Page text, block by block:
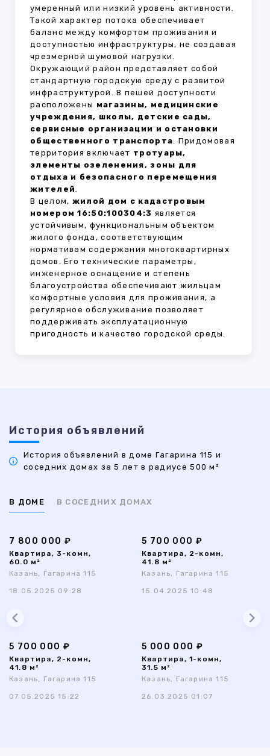
умеренный или низкий уровень активности.
Такой характер потока обеспечивает
баланс между комфортом проживания и
доступностью инфраструктуры, не создавая
чрезмерной шумовой нагрузки.
Окружающий район представляет собой
стандартную городскую среду с развитой
инфраструктурой. В пешей доступности
расположены магазины, медицинские
учреждения, школы, детские сады,
сервисные организации и остановки
общественного транспорта. Придомовая
территория включает тротуары,
элементы озеленения, зоны для
отдыха и безопасного перемещения
жителей.
В целом, жилой дом с кадастровым
номером 16:50:100304:3 является
устойчивым, функциональным объектом
жилого фонда, соответствующим
нормативам содержания многоквартирных
домов. Его технические параметры,
инженерное оснащение и степень
благоустройства обеспечивают жильцам
комфортные условия для проживания, а
регулярное обслуживание позволяет
поддерживать эксплуатационную
пригодность и качество городской среды.
История объявлений
История объявлений в доме Гагарина 115 и
соседних домах за 5 лет в радиусе 500 м²
В ДОМЕ В СОСЕДНИХ ДОМАХ
7 800 000 ₽
Квартира, 3-комн,
60.0 м²
Казань, Гагарина 115
18.05.2025 09:28
5 700 000 ₽
Квартира, 2-комн,
41.8 м²
Казань, Гагарина 115
15.04.2025 10:48
5 700 000 ₽
Квартира, 2-комн,
41.8 м²
Казань, Гагарина 115
07.05.2025 15:22
5 000 000 ₽
Квартира, 1-комн,
31.5 м²
Казань, Гагарина 115
26.03.2025 01:07